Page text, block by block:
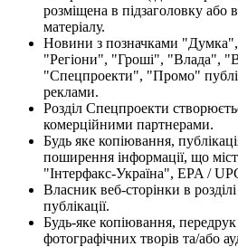
розміщена в підзаголовку або
матеріалу.
Новини з позначками
"Регіони", "Гроші", "Влада",
"Спецпроекти", "Промо"
реклами.
Розділ Спецпроекти
комерційними партнерами.
Будь яке копіювання,
поширення інформації, що
"Інтерфакс-Україна", EPA /
Власник веб-сторінки в
публікації.
Будь-яке копіювання, передрук
фотографічних творів та/або